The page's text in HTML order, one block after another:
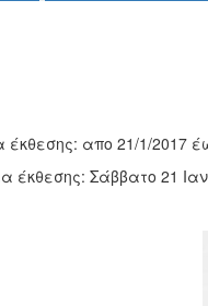
έκθεσης: απο 21/1/2017
έκθεσης: Σάββατο 21